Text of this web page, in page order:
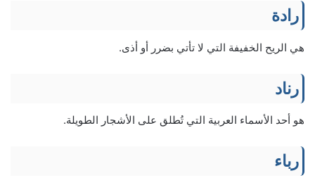
رادة
هي الريح الخفيفة التي لا تأتي بضرر أو أذى.
رناد
هو أحد الأسماء العربية التي تُطلق على الأشجار الطويلة.
رباء